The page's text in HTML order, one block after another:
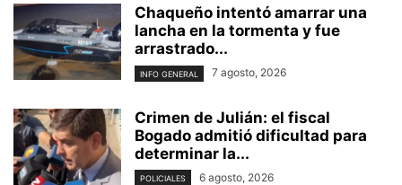
Chaqueño intentó amarrar una
lancha en la tormenta y fue
arrastrado...
INFO GENERAL 7 agosto, 2026
Crimen de Julián: el fiscal
Bogado admitió dificultad para
determinar la...
POLICIALES 6 agosto, 2026